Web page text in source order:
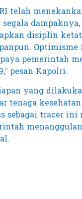
telah
segala
disiplin
pemerintah
pesan Kapolri.
yang
tenaga
sebagai tracer